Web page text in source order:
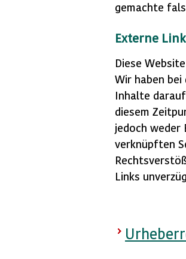
gemachte
Externe
Diese Website
Wir haben
Inhalte
diesem
jedoch weder
verknüpften
Links